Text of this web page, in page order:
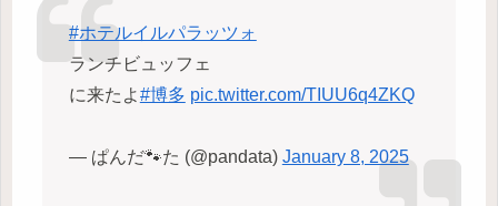
#ホテルイルパラッツォ
ランチビュッフェ
に来たよ#博多 pic.twitter.com/TIUU6q4ZKQ
— ぱんだ🐾た (@pandata) January 8, 2025